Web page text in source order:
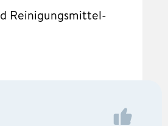
Reinigungsmittel-